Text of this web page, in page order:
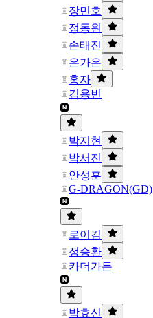
장민호
정동원
손태진
은가은
홍자
김용빈
박지현
박서진
안성훈
G-DRAGON(GD)
로이킴
정승환
카더가든
박효신